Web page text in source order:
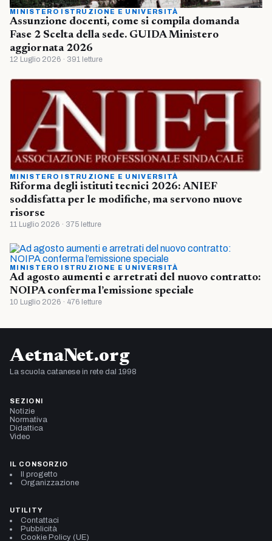
MINISTERO ISTRUZIONE E UNIVERSITÀ
Assunzione docenti, come si compila domanda
Fase 2 Scelta della sede. GUIDA Ministero
aggiornata 2026
12 Luglio 2026 · 391 letture
MINISTERO ISTRUZIONE E UNIVERSITÀ
Riforma degli istituti tecnici 2026: ANIEF
soddisfatta per le modifiche, ma servono nuove
risorse
11 Luglio 2026 · 375 letture
MINISTERO ISTRUZIONE E UNIVERSITÀ
Ad agosto aumenti e arretrati del nuovo contratto:
NOIPA conferma l’emissione speciale
10 Luglio 2026 · 476 letture
AetnaNet.org
La scuola catanese in rete dal 1998
SEZIONI
Notizie
Normativa
Didattica
Video
IL CONSORZIO
Il progetto
Organizzazione
UTILITY
Contattaci
Pubblicità
Cookie Policy (UE)